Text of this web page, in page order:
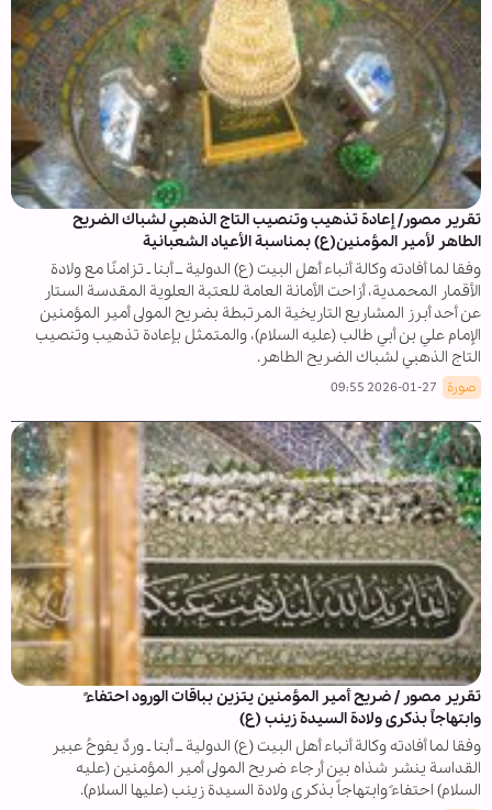
تقرير مصور/ إعادة تذهيب وتنصيب التاج الذهبي لشباك الضريح
الطاهر لأمير المؤمنين(ع) بمناسبة الأعياد الشعبانية
وفقا لما أفادته وكالة أنباء أهل البيت (ع) الدولية ــ أبنا ـ تزامنًا مع ولادة
الأقمار المحمدية، أزاحت الأمانة العامة للعتبة العلوية المقدسة الستار
عن أحد أبرز المشاريع التاريخية المرتبطة بضريح المولى أمير المؤمنين
الإمام علي بن أبي طالب (عليه السلام)، والمتمثل بإعادة تذهيب وتنصيب
التاج الذهبي لشباك الضريح الطاهر.
صورة 2026-01-27 09:55
تقریر مصور / ضريح أمير المؤمنين يتزين بباقات الورود احتفاءً
وابتهاجاً بذكرى ولادة السيدة زينب (ع)
وفقا لما أفادته وكالة أنباء أهل البيت (ع) الدولية ــ أبنا ـ وردٌ يفوحُ عبير
القداسة ينشر شذاه بين أرجاء ضريح المولى أمير المؤمنين (عليه
السلام) احتفاءً وابتهاجاً بذكرى ولادة السيدة زينب (عليها السلام).